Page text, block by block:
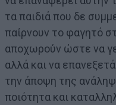
τα παιδιά που δε
παίρνουν το φαγητό
αποχωρούν ώστε να
αλλά και να
την άποψη της
ποιότητα και